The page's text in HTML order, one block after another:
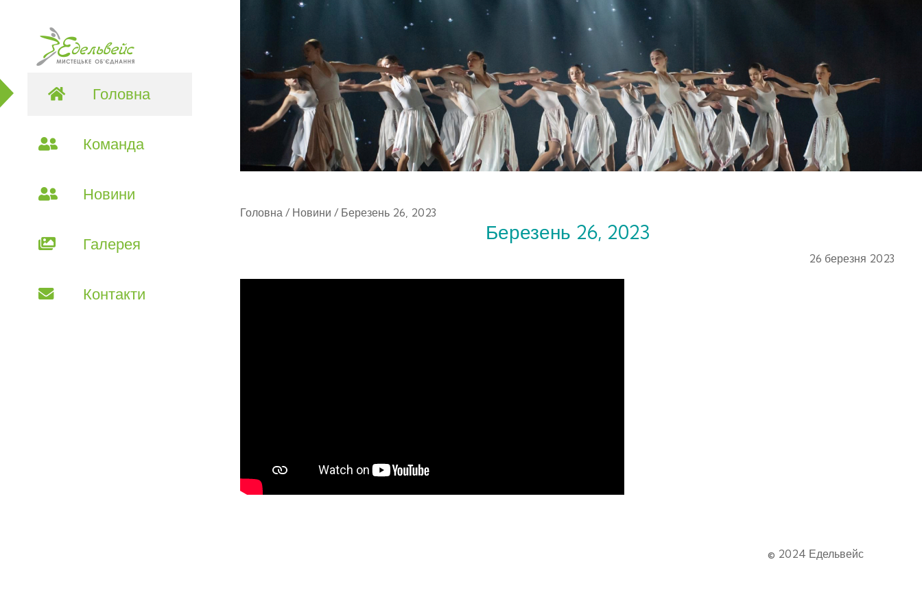
Головна
Команда
Новини
Галерея
Контакти
Головна / Новини / Березень 26, 2023
Березень 26, 2023
26 березня 2023
© 2024 Едельвейс